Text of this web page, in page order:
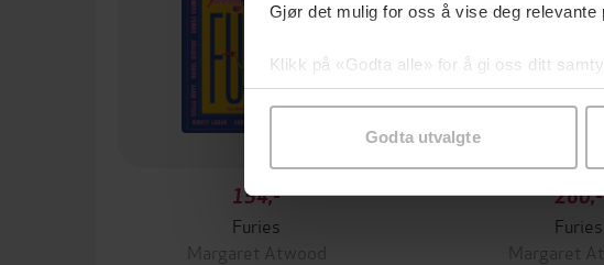
Gjør det mulig for oss å vise deg
Klikk på «Godta alle» for å gi oss ditt
samtykke til spesifikke formål ved å
Godta utvalgte
154,-
Furies
Margaret Atwood
260,-
Furies
Margaret